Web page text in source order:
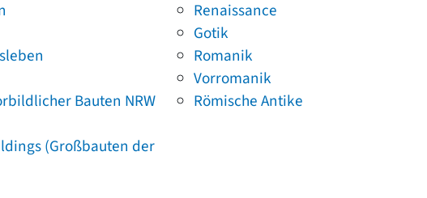
Bauten NRW
(Großbauten der
Renaissance
Gotik
Romanik
Vorromanik
Römische Antike